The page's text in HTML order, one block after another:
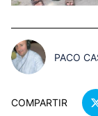
PACO
COMPARTIR